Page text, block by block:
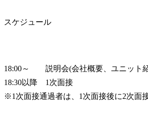
スケジュール
18:00～　　説明会(会社概要、ユニット
18:30以降　1次面接
※1次面接通過者は、1次面接後に2次面